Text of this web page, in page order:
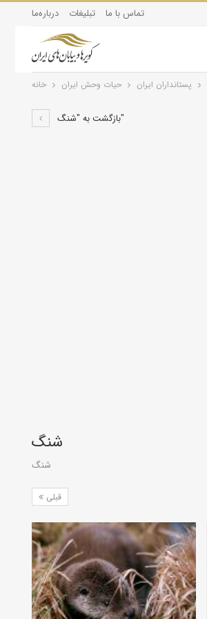
درباره‌ما تبلیغات تماس با ما
خانه حیات وحش ایران پستانداران ايران
بازگشت به "شنگ"
شنگ
شنگ
قبلی